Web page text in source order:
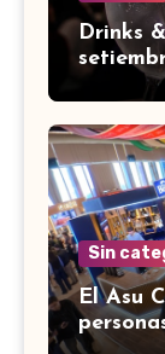
Drinks
Sin
El Asu